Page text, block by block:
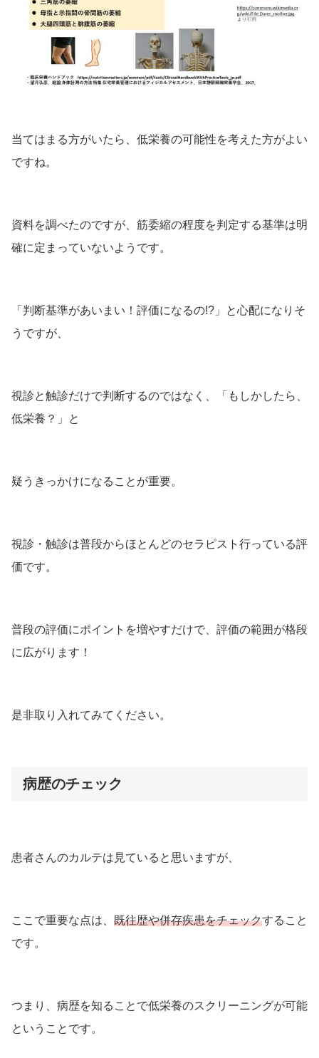
当てはまる方がいたら、低栄養の可能性を考えた方がよい
ですね。
資料を調べたのですが、筋委縮の程度を判定する基準は明
確に定まっていないようです。
「判断基準があいまい！評価になるの!?」と心配になりそ
うですが、
視診と触診だけで判断するのではなく、「もしかしたら、
低栄養？」と
疑うきっかけになることが重要。
視診・触診は普段からほとんどのセラピスト行っている評
価です。
普段の評価にポイントを増やすだけで、評価の範囲が格段
に広がります！
是非取り入れてみてください。
病歴のチェック
患者さんのカルテは見ていると思いますが、
ここで重要な点は、 既往歴や併存疾患をチェックすること
です。
つまり、病歴を知ることで低栄養のスクリーニングが可能
ということです。